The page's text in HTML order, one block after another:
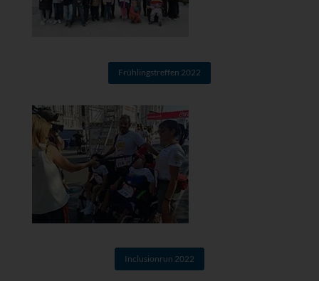
Frühlingstreffen 2022
Inclusionrun 2022